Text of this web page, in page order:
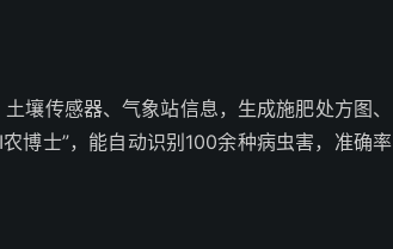
壤传感器、气象站信息，生成施肥处方图、
博士”，能自动识别100余种病虫害，准确率